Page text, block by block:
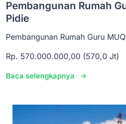
Pembangunan Rumah
Pidie
Pembangunan Rumah Guru
Rp. 570.000.000,00 (570,0 Jt)
Baca selengkapnya